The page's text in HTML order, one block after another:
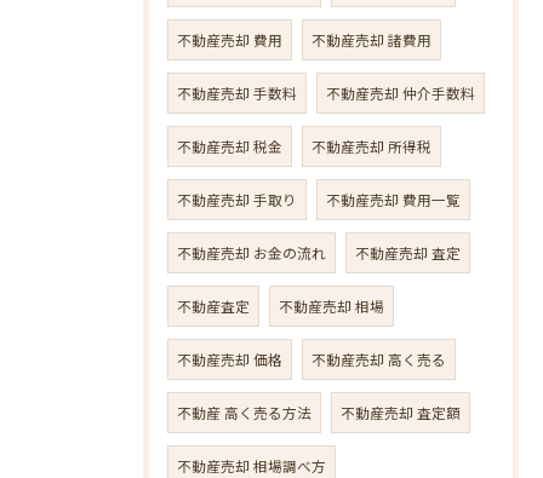
不動産売却 費用 不動産売却 諸費用
不動産売却 手数料 不動産売却 仲介手数料
不動産売却 税金 不動産売却 所得税
不動産売却 手取り 不動産売却 費用一覧
不動産売却 お金の流れ 不動産売却 査定
不動産査定 不動産売却 相場
不動産売却 価格 不動産売却 高く売る
不動産 高く売る方法 不動産売却 査定額
不動産売却 相場調べ方